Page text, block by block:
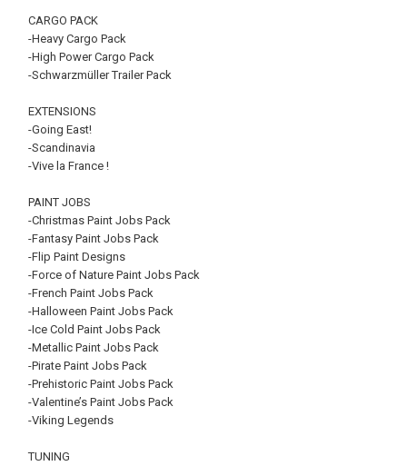
CARGO PACK
-Heavy Cargo Pack
-High Power Cargo Pack
-Schwarzmüller Trailer Pack
EXTENSIONS
-Going East!
-Scandinavia
-Vive la France !
PAINT JOBS
-Christmas Paint Jobs Pack
-Fantasy Paint Jobs Pack
-Flip Paint Designs
-Force of Nature Paint Jobs Pack
-French Paint Jobs Pack
-Halloween Paint Jobs Pack
-Ice Cold Paint Jobs Pack
-Metallic Paint Jobs Pack
-Pirate Paint Jobs Pack
-Prehistoric Paint Jobs Pack
-Valentine’s Paint Jobs Pack
-Viking Legends
TUNING